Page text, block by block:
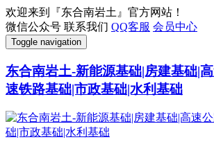
欢迎来到『东合南岩土』官方网站！
微信公众号 联系我们 QQ客服 会员中心
Toggle navigation
东合南岩土-新能源基础|房建基础|
速铁路基础|市政基础|水利基础